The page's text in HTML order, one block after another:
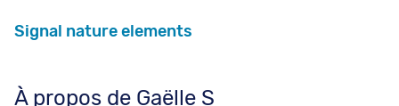
Signal nature elements
À propos de Gaëlle S